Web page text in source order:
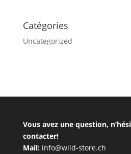
Catégories
Uncategorized
Vous avez une question,
contacter!
Mail:info@wild-store.ch